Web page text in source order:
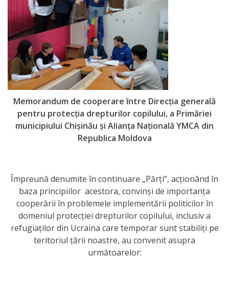
Rapoarte
de
activitate
Transparență
Achiziții
publice
participare
Planuri
de
achiziții
Memorandum de cooperareîntre Direcția generală
pentru protecția drepturilor copilului, a Primăriei
municipiului Chișinău și Alianța Națională YMCA din
Republica Moldova
Împreună denumite în continuare „Părţi”, acționând în
baza principiilor acestora, convinși de importanța
cooperării în problemele implementării politicilor în
domeniul protecției drepturilor copilului, inclusiv a
refugiaților din Ucraina care temporar sunt stabiliți pe
teritoriul țării noastre, au convenit asupra
următoarelor: